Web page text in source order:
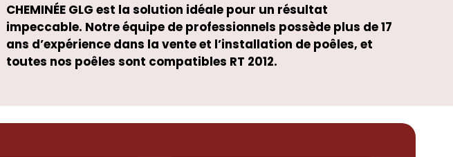
CHEMINÉE GLG est la solution idéale pour un résultat
impeccable. Notre équipe de professionnels possède plus de 17
ans d’expérience dans la vente et l’installation de poêles, et
toutes nos poêles sont compatibles RT 2012.